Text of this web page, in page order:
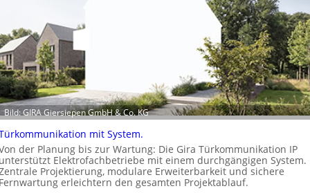
r
E
e
k
t
r
o
o
b
i
Bild: GIRA Giersiepen GmbH & Co. KG
mit System.
der Planung bis zur Wartung: Die Gira Türkommunikation IP
Elektrofachbetriebe mit einem durchgängigen System.
Projektierung, modulare Erweiterbarkeit und sichere
erleichtern den gesamten Projektablauf.